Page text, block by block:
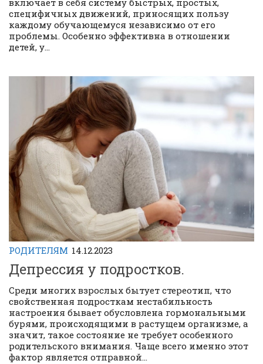
специфичных движений, приносящих пользу
каждому обучающемуся независимо от его
проблемы. Особенно эффективна в отношении
детей, у...
РОДИТЕЛЯМ 14.12.2023
Депрессия у подростков.
Среди многих взрослых бытует стереотип, что
свойственная подросткам нестабильность
настроения бывает обусловлена гормональными
бурями, происходящими в растущем организме, а
значит, такое состояние не требует особенного
родительского внимания. Чаще всего именно этот
фактор является отправной...